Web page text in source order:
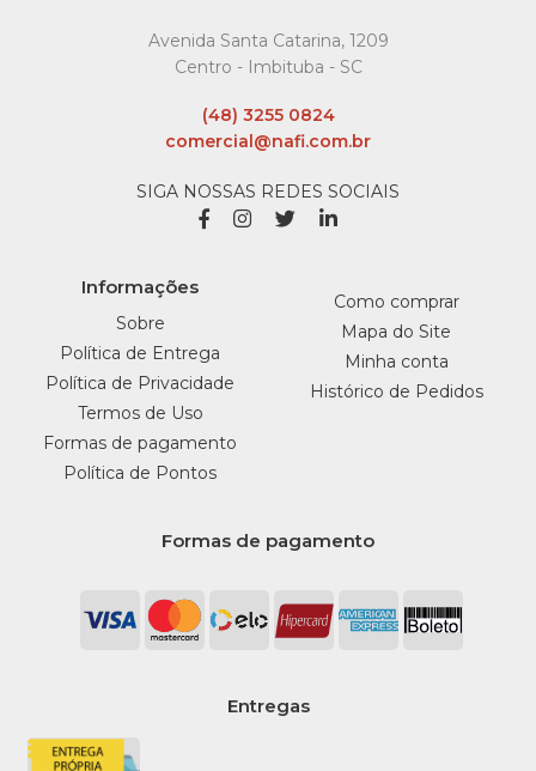
Avenida Santa Catarina, 1209
Centro - Imbituba - SC
(48) 3255 0824
comercial@nafi.com.br
SIGA NOSSAS REDES SOCIAIS
Informações
Sobre
Política de Entrega
Política de Privacidade
Termos de Uso
Formas de pagamento
Política de Pontos
Como comprar
Mapa do Site
Minha conta
Histórico de Pedidos
Formas de pagamento
Entregas